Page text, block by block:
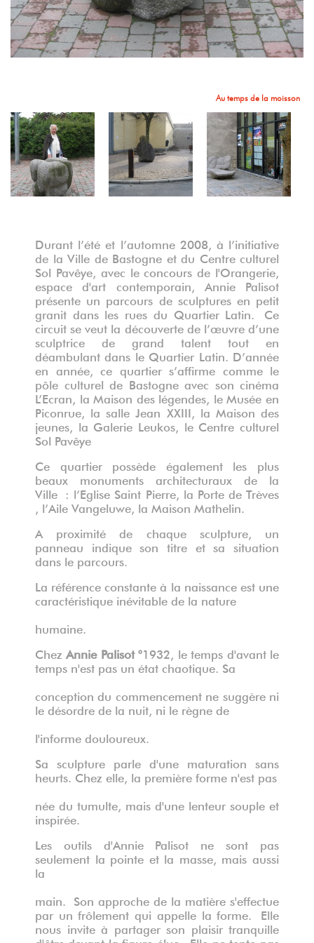
Au temps de la moisson
Fruit
Fossilisation de la tendresse
Durant l’été et l’automne 2008, à l’initiative
de la Ville de Bastogne et du Centre culturel
Sol Pavêye, avec le concours de l'Orangerie,
espace d'art contemporain, Annie Palisot
présente un parcours de sculptures en petit
granit dans les rues du Quartier Latin. Ce
circuit se veut la découverte de l’œuvre d’une
sculptrice de grand talent tout en
déambulant dans le Quartier Latin. D’année
en année, ce quartier s’affirme comme le
pôle culturel de Bastogne avec son cinéma
L’Ecran, la Maison des légendes, le Musée en
Piconrue, la salle Jean XXIII, la Maison des
jeunes, la Galerie Leukos, le Centre culturel
Sol Pavêye
Ce quartier possède également les plus
beaux monuments architecturaux de la
Ville : l’Eglise Saint Pierre, la Porte de Trèves
, l’Aile Vangeluwe, la Maison Mathelin.
A proximité de chaque sculpture, un
panneau indique son titre et sa situation
dans le parcours.
La référence constante à la naissance est une
caractéristique inévitable de la nature
humaine.
Chez Annie Palisot ° 1932, le temps d'avant le
temps n'est pas un état chaotique. Sa
conception du commencement ne suggère ni
le désordre de la nuit, ni le règne de
l'informe douloureux.
Sa sculpture parle d'une maturation sans
heurts. Chez elle, la première forme n'est pas
née du tumulte, mais d'une lenteur souple et
inspirée.
Les outils d'Annie Palisot ne sont pas
seulement la pointe et la masse, mais aussi
la
main. Son approche de la matière s'effectue
par un frôlement qui appelle la forme. Elle
nous invite à partager son plaisir tranquille